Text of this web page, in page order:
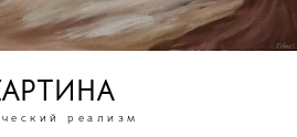
реализм